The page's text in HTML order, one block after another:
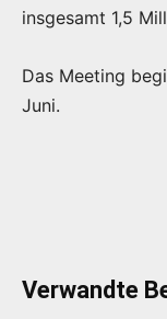
insgesamt 1,5
Das Meeting
Juni.
Verwandte